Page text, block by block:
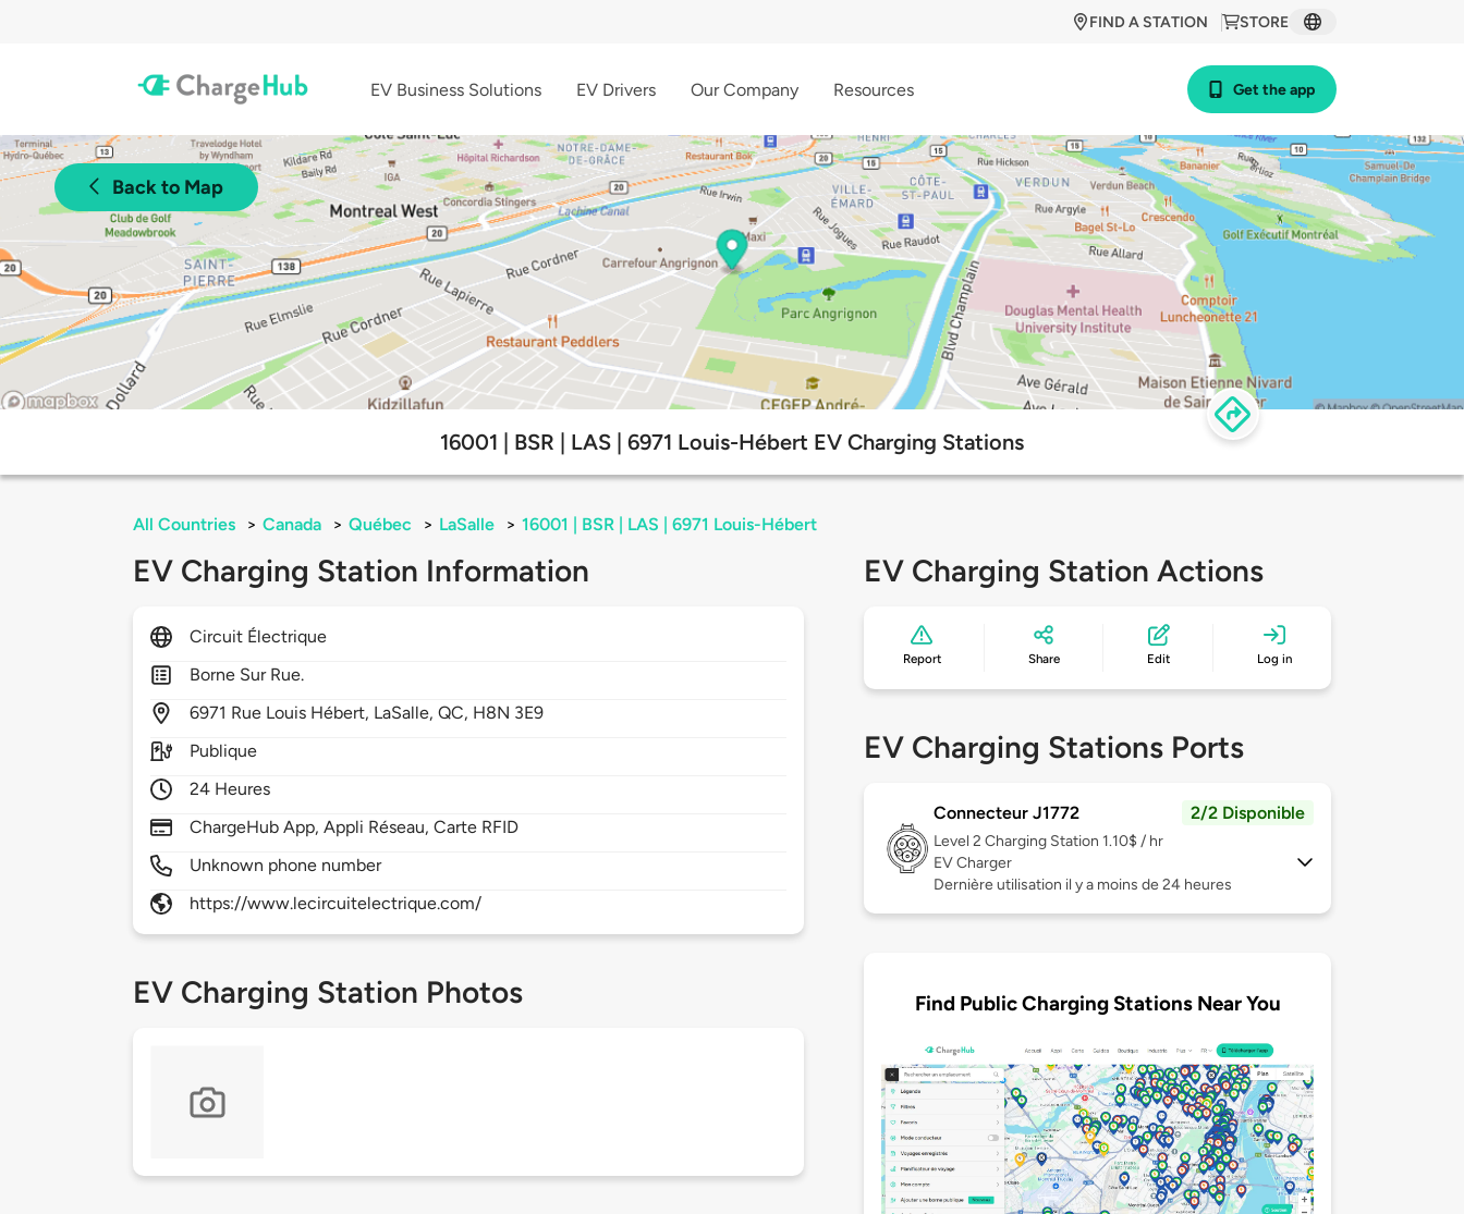
STORE
FIND A STATION
EV Business Solutions EV Drivers Our Company Resources Get the app
Back to Map
16001 | BSR | LAS | 6971 Louis-Hébert EV Charging Stations
All Countries > Canada > Québec > LaSalle > 16001 | BSR | LAS | 6971 Louis-Hébert
EV Charging Station Information
Circuit Électrique
Borne Sur Rue.
6971 Rue Louis Hébert, LaSalle,QC, H8N 3E9
Publique
24 Heures
ChargeHub App, Appli Réseau, Carte RFID
Unknown phone number
https://www.lecircuitelectrique.com/
EV Charging Station Photos
EV Charging Station Actions
Report Share Edit Log in
EV Charging Stations Ports
Connecteur J1772 2/2 Disponible
Level 2 Charging Station 1.10$ / hr
EV Charger
Dernière utilisation il y a moins de 24 heures
Find Public Charging Stations Near You